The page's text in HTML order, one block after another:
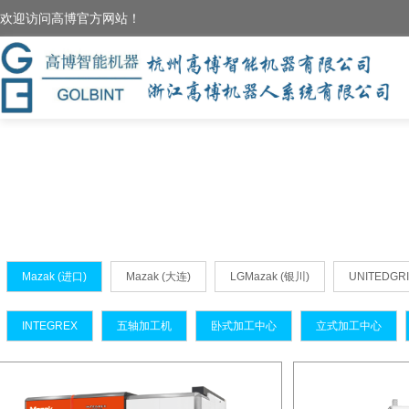
欢迎访问高博官方网站！
Mazak (进口) Mazak (大连) LGMazak (银川)
INTEGREX 五轴加工机 卧式加工中心 立式加工中心